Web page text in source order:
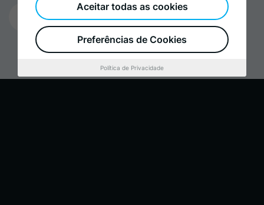
18/05/2023
Preferências de Cookies
Aceitar todas as cookies
Política de Privacidade